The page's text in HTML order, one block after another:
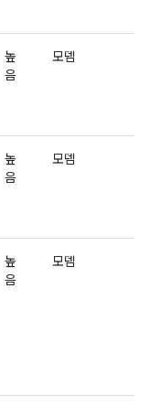
높
음
모뎀
높
음
모뎀
높
음
모뎀